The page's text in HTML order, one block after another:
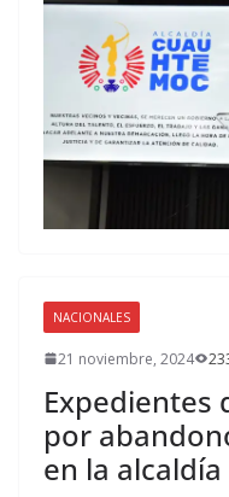
NACIONALES
21 noviembre, 2024
Expedientes
por
en la